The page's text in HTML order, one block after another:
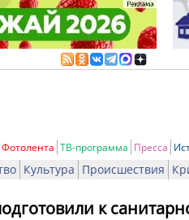
Фотолента ТВ-программа Пресса
Культура Происшествия
к